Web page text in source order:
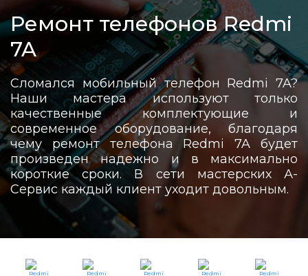
Ремонт телефонов Redmi
7A
Сломался мобильный телефон Redmi 7A?
Наши мастера используют только
качественные комплектующие и
современное оборудование, благодаря
чему ремонт телефона Redmi 7A будет
произведен надежно и в максимально
короткие сроки. В сети мастерских А-
Сервис каждый клиент уходит довольным.